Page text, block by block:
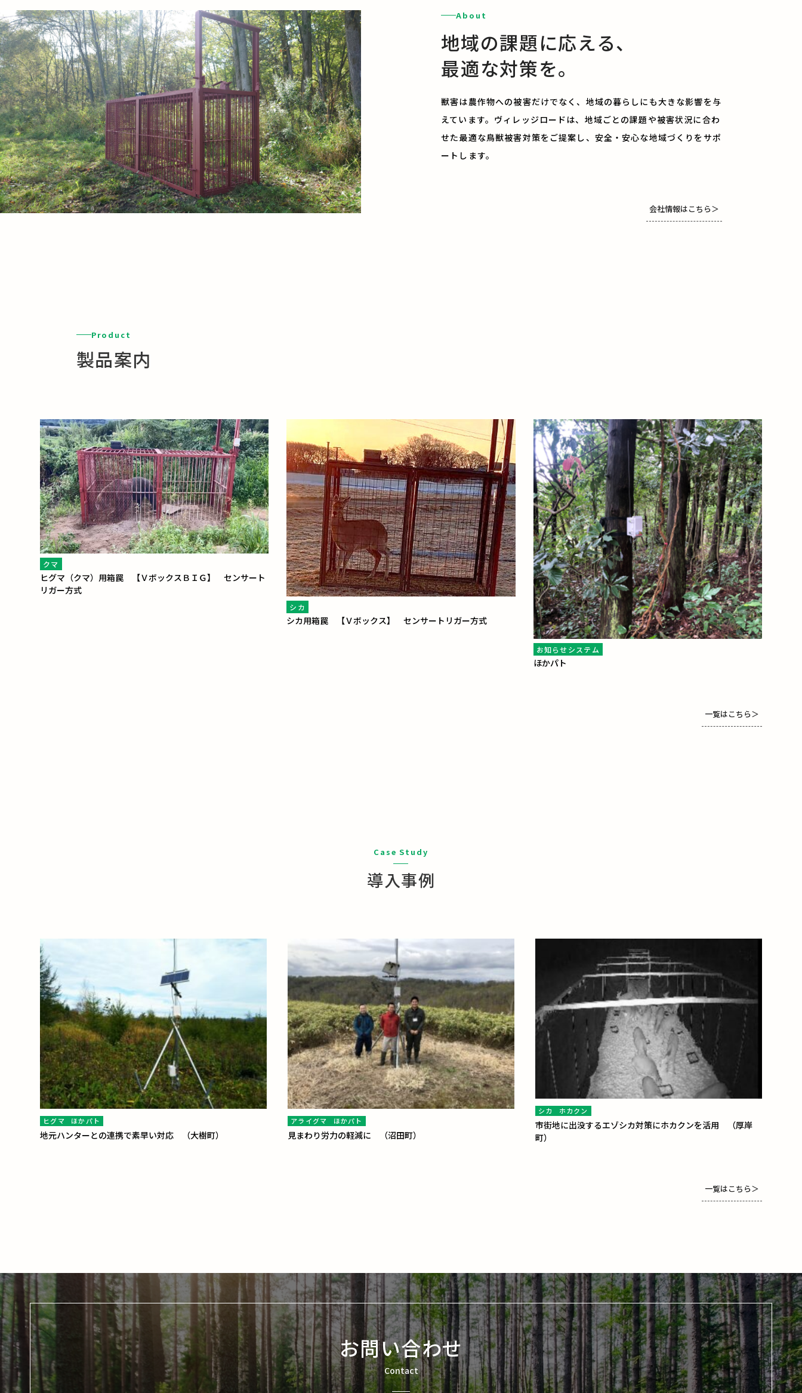
About
地域の課題に応える、
最適な対策を。
獣害は農作物への被害だけでなく、地域の暮らしにも大きな影響を与
えています。ヴィレッジロードは、地域ごとの課題や被害状況に合わ
せた最適な鳥獣被害対策をご提案し、安全・安心な地域づくりをサポ
ートします。
会社情報はこちら＞
Product
製品案内
クマ
ヒグマ（クマ）用箱罠 【ＶボックスＢＩＧ】 センサート
リガー方式
シカ
シカ用箱罠 【Ｖボックス】 センサートリガー方式
お知らせシステム
ほかパト
一覧はこちら＞
Case Study
導入事例
ヒグマ ほかパト
地元ハンターとの連携で素早い対応 （大樹町）
アライグマ ほかパト
見まわり労力の軽減に （沼田町）
シカ ホカクン
市街地に出没するエゾシカ対策にホカクンを活用 （厚岸
町）
一覧はこちら＞
お問い合わせ
Contact